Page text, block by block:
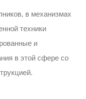
в механизмах
техники
и
в этой сфере со